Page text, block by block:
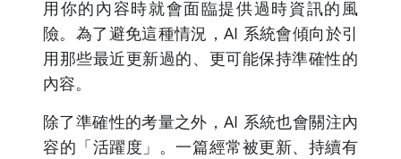
用你的內容時就會面臨提供過時資訊的風
險。為了避免這種情況，AI 系統會傾向於引
用那些最近更新過的、更可能保持準確性的
內容。
除了準確性的考量之外，AI 系統也會關注內
容的「活躍度」。一篇經常被更新、持續有